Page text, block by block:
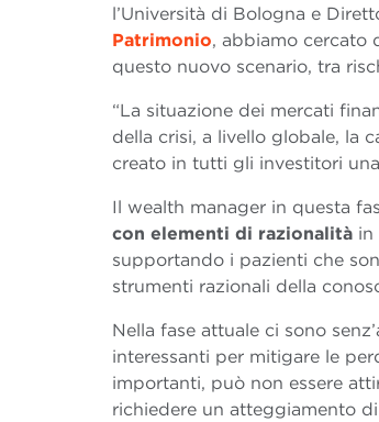
l’Università di Bologna e
Patrimonio, abbiamo cercato
questo nuovo scenario, tra
“La situazione dei mercati
della crisi, a livello globale, la
creato in tutti gli investitori
Il wealth manager in questa
con elementi di razionalità in
supportando i pazienti che
strumenti razionali della
Nella fase attuale ci sono
interessanti per mitigare le
importanti, può non essere
richiedere un atteggiamento